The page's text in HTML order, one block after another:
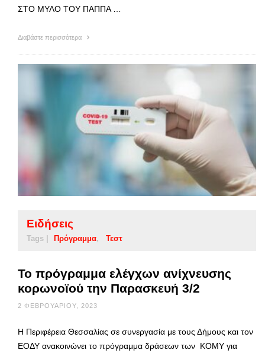
ΣΤΟ ΜΥΛΟ ΤΟΥ ΠΑΠΠΑ …
Διαβάστε περισσότερα
Ειδήσεις
Tags | Πρόγραμμα Τεστ
Το πρόγραμμα ελέγχων ανίχνευσης
κορωνοϊού την Παρασκευή 3/2
2 ΦΕΒΡΟΥΑΡΊΟΥ, 2023
Η Περιφέρεια Θεσσαλίας σε συνεργασία με τους Δήμους και τον
ΕΟΔΥ ανακοινώνει το πρόγραμμα δράσεων των ΚΟΜΥ για